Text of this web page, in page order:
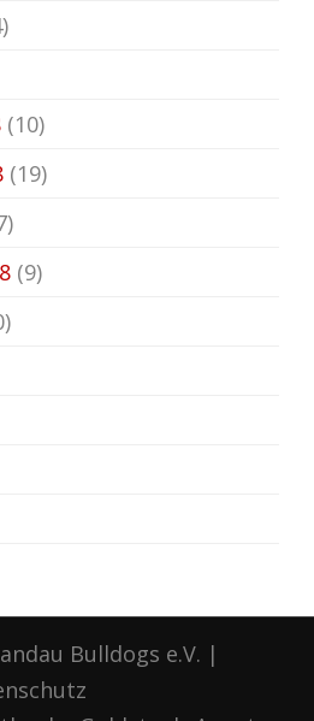
(10)
(19)
(9)
Bulldogs e.V. |